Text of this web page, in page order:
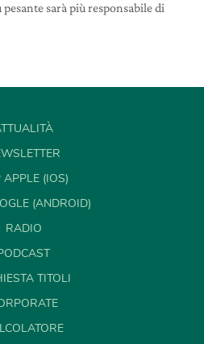
sarà più responsabile di
APPLE (IOS)
(ANDROID)
RADIO
TITOLI